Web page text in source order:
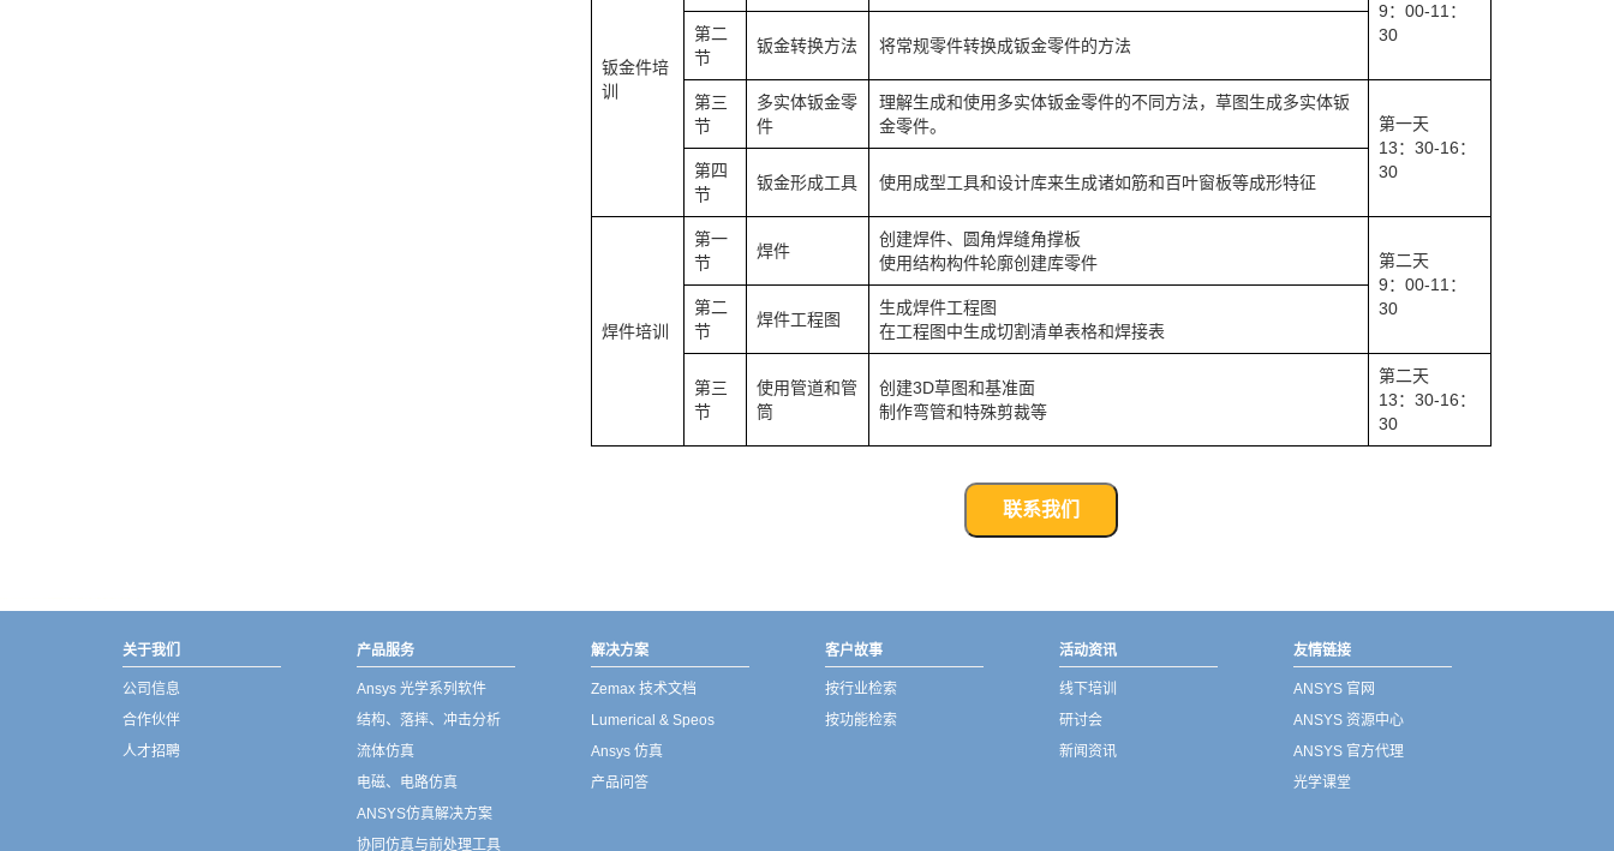
钣金件培
训
9：00-11：
30
第二
节
钣金转换方法 将常规零件转换成钣金零件的方法
第三
节
多实体钣金零
件
理解生成和使用多实体钣金零件的不同方法，草图生成多实体钣
金零件。
第一天
13：30-16：
30
第四
节
钣金形成工具 使用成型工具和设计库来生成诸如筋和百叶窗板等成形特征
焊件培训
第一
节
焊件
创建焊件、圆角焊缝角撑板
使用结构构件轮廓创建库零件
第二天
9：00-11：
30
第二
节
焊件工程图
生成焊件工程图
在工程图中生成切割清单表格和焊接表
第三
节
使用管道和管
筒
创建3D草图和基准面
制作弯管和特殊剪裁等
第二天
13：30-16：
30
联系我们
关于我们
公司信息
合作伙伴
人才招聘
产品服务
Ansys 光学系列软件
结构、落摔、冲击分析
流体仿真
电磁、电路仿真
ANSYS仿真解决方案
协同仿真与前处理工具
解决方案
Zemax 技术文档
Lumerical & Speos
Ansys 仿真
产品问答
客户故事
按行业检索
按功能检索
活动资讯
线下培训
研讨会
新闻资讯
友情链接
ANSYS 官网
ANSYS 资源中心
ANSYS 官方代理
光学课堂